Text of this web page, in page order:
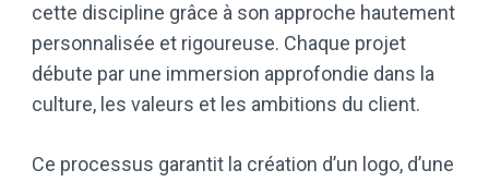
cette discipline grâce à son approche hautement
personnalisée et rigoureuse. Chaque projet
débute par une immersion approfondie dans la
culture, les valeurs et les ambitions du client.
Ce processus garantit la création d’un logo, d’une